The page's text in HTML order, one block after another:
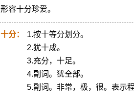
形容十分珍爱。
十分：
1.按十等分划分。
2.犹十成。
3.充分，十足。
4.副词。犹全部。
5.副词。非常，极，很。表示程